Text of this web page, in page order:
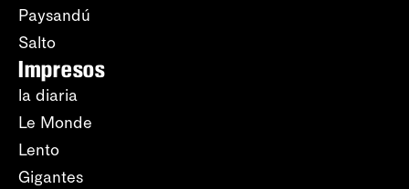
Paysandú
Salto
Impresos
la diaria
Le Monde
Lento
Gigantes